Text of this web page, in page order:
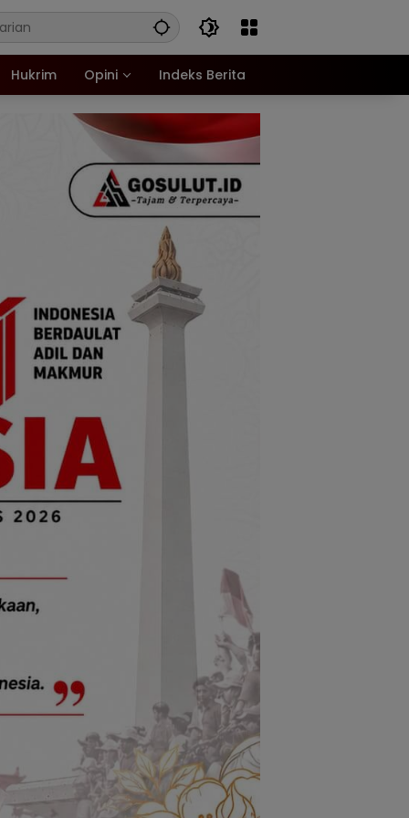
Hukrim Opini Indeks Berita